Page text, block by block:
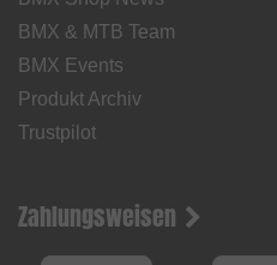
BMX & MTB Team
BMX Events
Produkt Archiv
Trustpilot
Zahlungsweisen